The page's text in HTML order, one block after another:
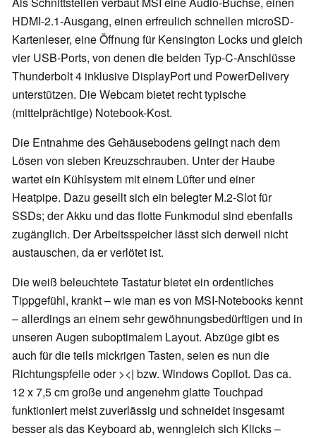
HDMI-2.1-Ausgang, einen erfreulich schnellen microSD-
Kartenleser, eine Öffnung für Kensington Locks und gleich
vier USB-Ports, von denen die beiden Typ-C-Anschlüsse
Thunderbolt 4 inklusive DisplayPort und PowerDelivery
unterstützen. Die Webcam bietet recht typische
(mittelprächtige) Notebook-Kost.
Die Entnahme des Gehäusebodens gelingt nach dem
Lösen von sieben Kreuzschrauben. Unter der Haube
wartet ein Kühlsystem mit einem Lüfter und einer
Heatpipe. Dazu gesellt sich ein belegter M.2-Slot für
SSDs; der Akku und das flotte Funkmodul sind ebenfalls
zugänglich. Der Arbeitsspeicher lässt sich derweil nicht
austauschen, da er verlötet ist.
Die weiß beleuchtete Tastatur bietet ein ordentliches
Tippgefühl, krankt – wie man es von MSI-Notebooks kennt
– allerdings an einem sehr gewöhnungsbedürftigen und in
unseren Augen suboptimalem Layout. Abzüge gibt es
auch für die teils mickrigen Tasten, seien es nun die
Richtungspfeile oder ><| bzw. Windows Copilot. Das ca.
12 x 7,5 cm große und angenehm glatte Touchpad
funktioniert meist zuverlässig und schneidet insgesamt
besser als das Keyboard ab, wenngleich sich Klicks –